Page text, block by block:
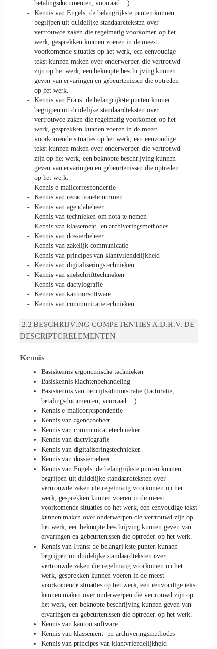
betalingsdocumenten, voorraad ...)
Kennis van Engels: de belangrijkste punten kunnen
begrijpen uit duidelijke standaardteksten over
vertrouwde zaken die regelmatig voorkomen op het
werk, gesprekken kunnen voeren in de meest
voorkomende situaties op het werk, een eenvoudige
tekst kunnen maken over onderwerpen die vertrouwd
zijn op het werk, een beknopte beschrijving kunnen
geven van ervaringen en gebeurtenissen die optreden
op het werk.
Kennis van Frans: de belangrijkste punten kunnen
begrijpen uit duidelijke standaardteksten over
vertrouwde zaken die regelmatig voorkomen op het
werk, gesprekken kunnen voeren in de meest
voorkomende situaties op het werk, een eenvoudige
tekst kunnen maken over onderwerpen die vertrouwd
zijn op het werk, een beknopte beschrijving kunnen
geven van ervaringen en gebeurtenissen die optreden
op het werk.
Kennis e-mailcorrespondentie
Kennis van redactionele normen
Kennis van agendabeheer
Kennis van technieken om nota te nemen
Kennis van klassement- en archiveringsmethodes
Kennis van dossierbeheer
Kennis van zakelijk communicatie
Kennis van principes van klantvriendelijkheid
Kennis van digitaliseringstechnieken
Kennis van snelschrifttechnieken
Kennis van dactylografie
Kennis van kantoorsoftware
Kennis van communicatietechnieken
BESCHRIJVING COMPETENTIES A.D.H.V. DE
DESCRIPTORELEMENTEN
Kennis
Basiskennis ergonomische technieken
Basiskennis klachtenbehandeling
Basiskennis van bedrijfsadministratie (facturatie,
betalingsdocumenten, voorraad ...)
Kennis e-mailcorrespondentie
Kennis van agendabeheer
Kennis van communicatietechnieken
Kennis van dactylografie
Kennis van digitaliseringstechnieken
Kennis van dossierbeheer
Kennis van Engels: de belangrijkste punten kunnen
begrijpen uit duidelijke standaardteksten over
vertrouwde zaken die regelmatig voorkomen op het
werk, gesprekken kunnen voeren in de meest
voorkomende situaties op het werk, een eenvoudige tekst
kunnen maken over onderwerpen die vertrouwd zijn op
het werk, een beknopte beschrijving kunnen geven van
ervaringen en gebeurtenissen die optreden op het werk.
Kennis van Frans: de belangrijkste punten kunnen
begrijpen uit duidelijke standaardteksten over
vertrouwde zaken die regelmatig voorkomen op het
werk, gesprekken kunnen voeren in de meest
voorkomende situaties op het werk, een eenvoudige tekst
kunnen maken over onderwerpen die vertrouwd zijn op
het werk, een beknopte beschrijving kunnen geven van
ervaringen en gebeurtenissen die optreden op het werk.
Kennis van kantoorsoftware
Kennis van klassement- en archiveringsmethodes
Kennis van principes van klantvriendelijkheid